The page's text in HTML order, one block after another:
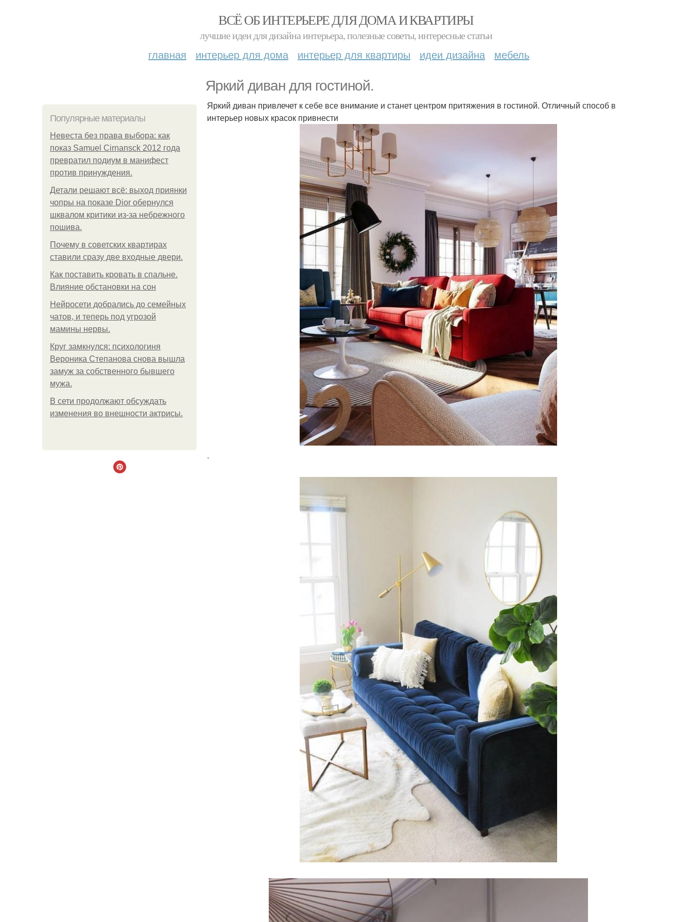
ВСЁ ОБ ИНТЕРЬЕРЕ ДЛЯ ДОМА И КВАРТИРЫ
лучшие идеи для дизайна интерьера, полезные советы, интересные статьи
главная интерьер для дома интерьер для квартиры идеи дизайна мебель
Яркий диван для гостиной.
Популярные материалы
Невеста без права выбора: как
показ Samuel Cirnansck 2012 года
превратил подиум в манифест
против принуждения.
Детали решают всё: выход приянки
чопры на показе Dior обернулся
шквалом критики из-за небрежного
пошива.
Почему в советских квартирах
ставили сразу две входные двери.
Как поставить кровать в спальне.
Влияние обстановки на сон
Нейросети добрались до семейных
чатов, и теперь под угрозой
мамины нервы.
Круг замкнулся: психологиня
Вероника Степанова снова вышла
замуж за собственного бывшего
мужа.
В сети продолжают обсуждать
изменения во внешности актрисы.
Яркий диван привлечет к себе все внимание и станет центром притяжения в гостиной. Отличный способ в
интерьер новых красок привнести
.